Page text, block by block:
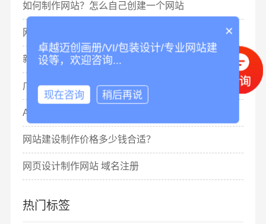
如何制作网站？怎么自己创建一个网站
网站建设设计公司：如何设计网站
新手如何做网站？个人建站教程
广州网站制作排名怎么做？
AI的出现对网站优化有影响吗？
网站建设制作价格多少钱合适？
网页设计制作网站 域名注册
热门标签
×
卓越迈创画册/VI/包装设计/专业网站建
设等，欢迎咨询...
现在咨询 稍后再说